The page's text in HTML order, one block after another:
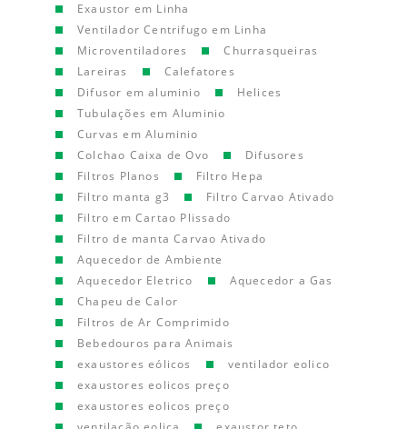
Exaustor em Linha
Ventilador Centrifugo em Linha
Microventiladores
Churrasqueiras
Lareiras
Calefatores
Difusor em aluminio
Helices
Tubulações em Aluminio
Curvas em Aluminio
Colchao Caixa de Ovo
Difusores
Filtros Planos
Filtro Hepa
Filtro manta g3
Filtro Carvao Ativado
Filtro em Cartao Plissado
Filtro de manta Carvao Ativado
Aquecedor de Ambiente
Aquecedor Eletrico
Aquecedor a Gas
Chapeu de Calor
Filtros de Ar Comprimido
Bebedouros para Animais
exaustores eólicos
ventilador eolico
exaustores eolicos preço
exaustores eolicos preço